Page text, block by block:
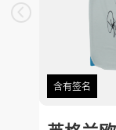
含有签名